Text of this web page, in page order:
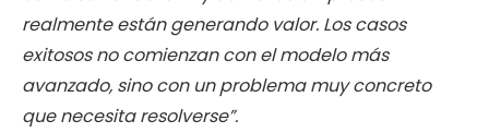
realmente están generando valor. Los casos
exitosos no comienzan con el modelo más
avanzado, sino con un problema muy concreto
que necesita resolverse”.